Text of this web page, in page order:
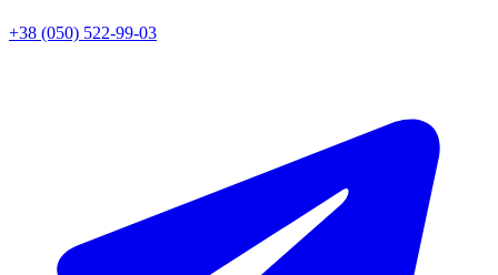
+38 (050) 522-99-03